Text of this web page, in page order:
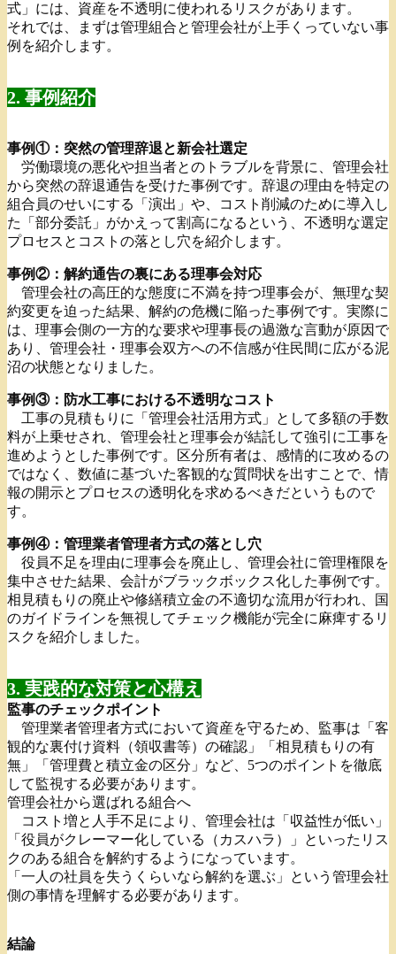
式」には、資産を不透明に使われるリスクがあります。
それでは、まずは管理組合と管理会社が上手くっていない事
例を紹介します。
2. 事例紹介
事例①：突然の管理辞退と新会社選定
労働環境の悪化や担当者とのトラブルを背景に、管理会社
から突然の辞退通告を受けた事例です。辞退の理由を特定の
組合員のせいにする「演出」や、コスト削減のために導入し
た「部分委託」がかえって割高になるという、不透明な選定
プロセスとコストの落とし穴を紹介します。
事例②：解約通告の裏にある理事会対応
管理会社の高圧的な態度に不満を持つ理事会が、無理な契
約変更を迫った結果、解約の危機に陥った事例です。実際に
は、理事会側の一方的な要求や理事長の過激な言動が原因で
あり、管理会社・理事会双方への不信感が住民間に広がる泥
沼の状態となりました。
事例③：防水工事における不透明なコスト
工事の見積もりに「管理会社活用方式」として多額の手数
料が上乗せされ、管理会社と理事会が結託して強引に工事を
進めようとした事例です。区分所有者は、感情的に攻めるの
ではなく、数値に基づいた客観的な質問状を出すことで、情
報の開示とプロセスの透明化を求めるべきだというもので
す。
事例④：管理業者管理者方式の落とし穴
役員不足を理由に理事会を廃止し、管理会社に管理権限を
集中させた結果、会計がブラックボックス化した事例です。
相見積もりの廃止や修繕積立金の不適切な流用が行われ、国
のガイドラインを無視してチェック機能が完全に麻痺するリ
スクを紹介しました。
3. 実践的な対策と心構え
監事のチェックポイント
管理業者管理者方式において資産を守るため、監事は「客
観的な裏付け資料（領収書等）の確認」「相見積もりの有
無」「管理費と積立金の区分」など、5つのポイントを徹底
して監視する必要があります。
管理会社から選ばれる組合へ
コスト増と人手不足により、管理会社は「収益性が低い」
「役員がクレーマー化している（カスハラ）」といったリス
クのある組合を解約するようになっています。
「一人の社員を失うくらいなら解約を選ぶ」という管理会社
側の事情を理解する必要があります。
結論